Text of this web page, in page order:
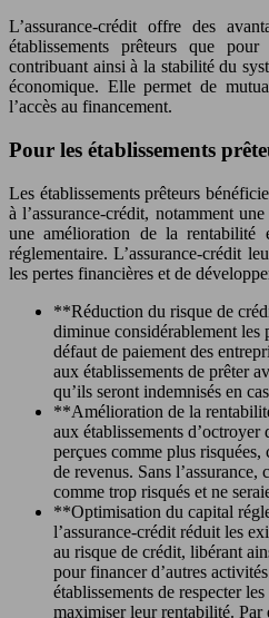
L’assurance-crédit offre des
établissements prêteurs que pour
contribuant ainsi à la stabilité du
économique. Elle permet de
l’accès au financement.
Pour les établissements
Les établissements prêteurs
à l’assurance-crédit, notamment
une amélioration de la rentabilité
réglementaire. L’assurance-crédit
les pertes financières et de
**Réduction du risque de
diminue considérablement les
défaut de paiement des
aux établissements de prêter
qu’ils seront indemnisés en
**Amélioration de la
aux établissements d’octroyer
perçues comme plus
de revenus. Sans l’assurance,
comme trop risqués et ne
**Optimisation du capital
l’assurance-crédit réduit les
au risque de crédit, libérant
pour financer d’autres
établissements de respecter
maximiser leur rentabilité. Par